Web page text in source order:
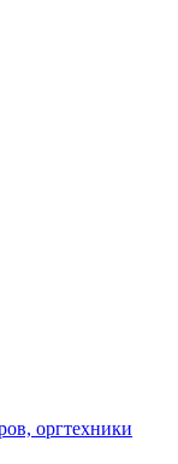
оргтехники